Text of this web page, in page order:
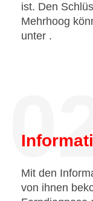
ist. Den
Mehrhoog
unter .
Mit den
von ihnen